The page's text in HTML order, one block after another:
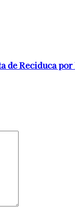
de Reciduca por